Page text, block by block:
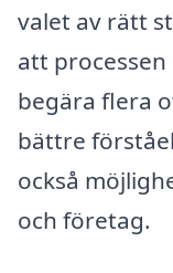
valet av rätt
att
begära flera
bättre
också
och företag.